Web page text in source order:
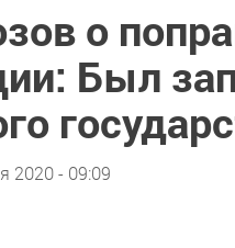
о
Был
2020 - 09:09